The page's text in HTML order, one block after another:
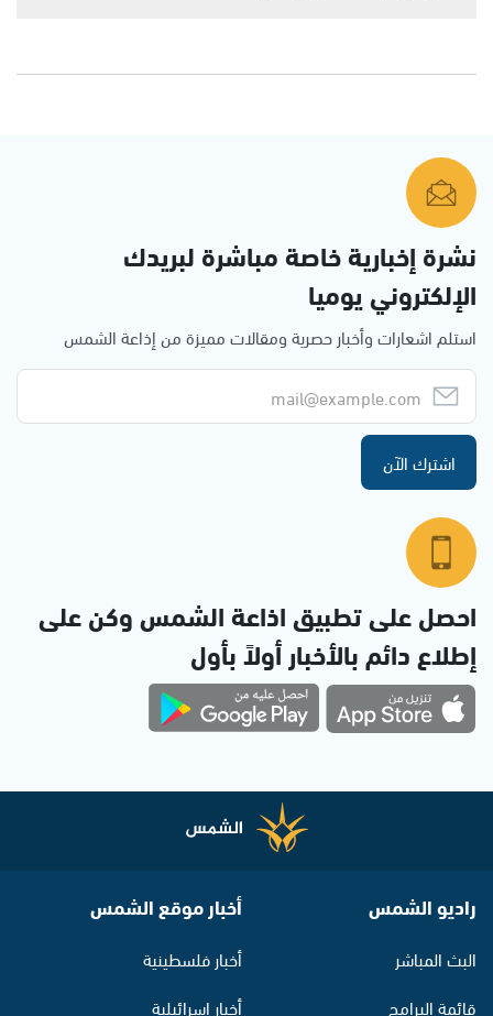
نشرة إخبارية خاصة مباشرة لبريدك
الإلكتروني يوميا
استلم اشعارات وأخبار حصرية ومقالات مميزة من إذاعة الشمس
اشترك الآن
احصل على تطبيق اذاعة الشمس وكن على
إطلاع دائم بالأخبار أولاً بأول
راديو الشمس
البث المباشر
قائمة البرامج
أخبار موقع الشمس
أخبار فلسطينية
أخبار اسرائيلية